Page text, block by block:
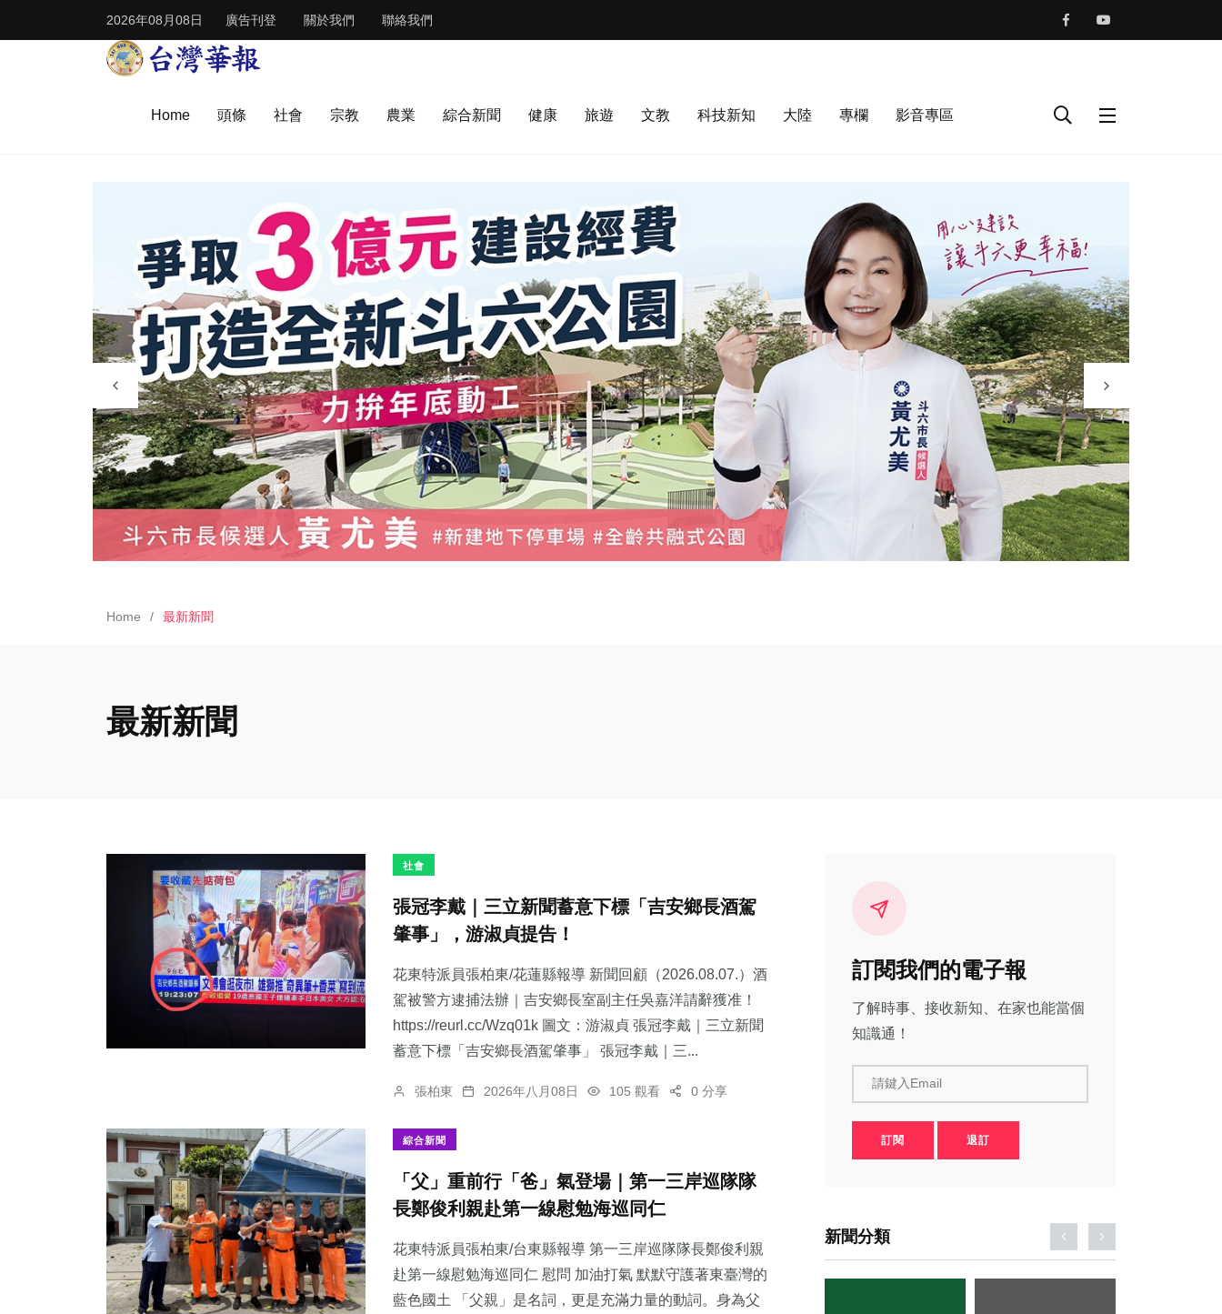
2026年08月08日 廣告刊登 關於我們 聯絡我們
Home 頭條 社會 宗教 農業 綜合新聞 健康 旅遊 文教 科技新知 大陸 專欄 影音專區
Home 最新新聞
最新新聞
社會
張冠李戴｜三立新聞蓄意下標「吉安鄉長酒駕
肇事」，游淑貞提告！
花東特派員張柏東/花蓮縣報導 新聞回顧（2026.08.07.）酒
駕被警方逮捕法辦｜吉安鄉長室副主任吳嘉洋請辭獲准！
https://reurl.cc/Wzq01k 圖文：游淑貞 張冠李戴｜三立新聞
蓄意下標「吉安鄉長酒駕肇事」 張冠李戴｜三...
張柏東 2026年八月08日 105 觀看 0 分享
綜合新聞
「父」重前行「爸」氣登場｜第一三岸巡隊隊
長鄭俊利親赴第一線慰勉海巡同仁
花東特派員張柏東/台東縣報導 第一三岸巡隊隊長鄭俊利親
赴第一線慰勉海巡同仁 慰問 加油打氣 默默守護著東臺灣的
藍色國土 「父親」是名詞，更是充滿力量的動詞。身為父
訂閱我們的電子報
了解時事、接收新知、在家也能當個
知識通！
請鍵入Email
訂閱 退訂
新聞分類